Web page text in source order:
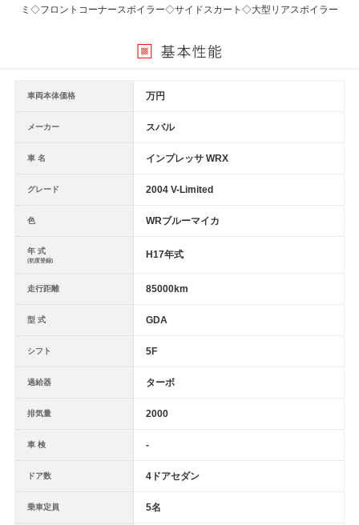
ミ◇フロントコーナースポイラー◇サイドスカート◇大型リアスポイラー
車両本体価格 万円
メーカー スバル
車 名 インプレッサ WRX
グレード 2004 V-Limited
色 WRブルーマイカ
年 式
(初度登録)
H17年式
走行距離 85000km
型 式 GDA
シフト 5F
過給器 ターボ
排気量 2000
車 検 -
ドア数 4ドアセダン
乗車定員 5名